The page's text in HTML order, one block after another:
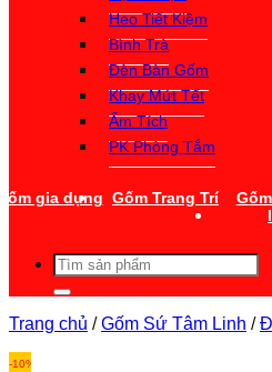
Heo Tiết Kiệm
Bình Trà
Đèn Bàn Gốm
Khay Mứt Tết
Ấm Tích
PK Phòng Tắm
gia dụng Gốm Trang Trí
Tìm
kiếm:
Trang chủ / Gốm Sứ Tâm Linh /
-10%